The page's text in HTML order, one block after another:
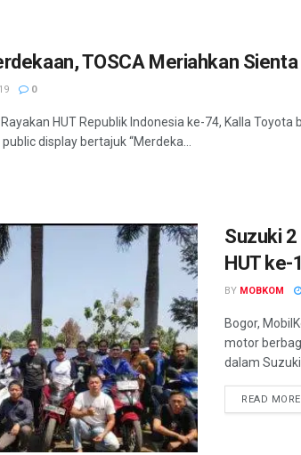
TOSCA Meriahkan
0
HUT Republik Indonesia ke-74, Kalla
display bertajuk “Merdeka...
Suzuki
HUT ke-
BY MOBKOM
Bogor,
motor
dalam Suzuki
READ MORE